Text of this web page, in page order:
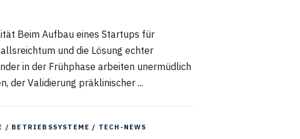
Beim Aufbau eines Startups für
und die Lösung echter
in der Frühphase arbeiten unermüdlich
der Validierung präklinischer ...
/ BETRIEBSSYSTEME / TECH-NEWS